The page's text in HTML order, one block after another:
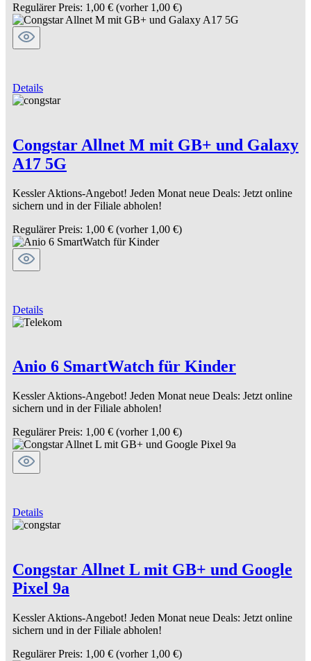
Regulärer Preis: 1,00 € (vorher 1,00 €)
Details
Congstar Allnet M mit GB+ und Galaxy
A17 5G
Kessler Aktions-Angebot! Jeden Monat neue Deals: Jetzt online
sichern und in der Filiale abholen!
Regulärer Preis: 1,00 € (vorher 1,00 €)
Details
Anio 6 SmartWatch für Kinder
Kessler Aktions-Angebot! Jeden Monat neue Deals: Jetzt online
sichern und in der Filiale abholen!
Regulärer Preis: 1,00 € (vorher 1,00 €)
Details
Congstar Allnet L mit GB+ und Google
Pixel 9a
Kessler Aktions-Angebot! Jeden Monat neue Deals: Jetzt online
sichern und in der Filiale abholen!
Regulärer Preis: 1,00 € (vorher 1,00 €)